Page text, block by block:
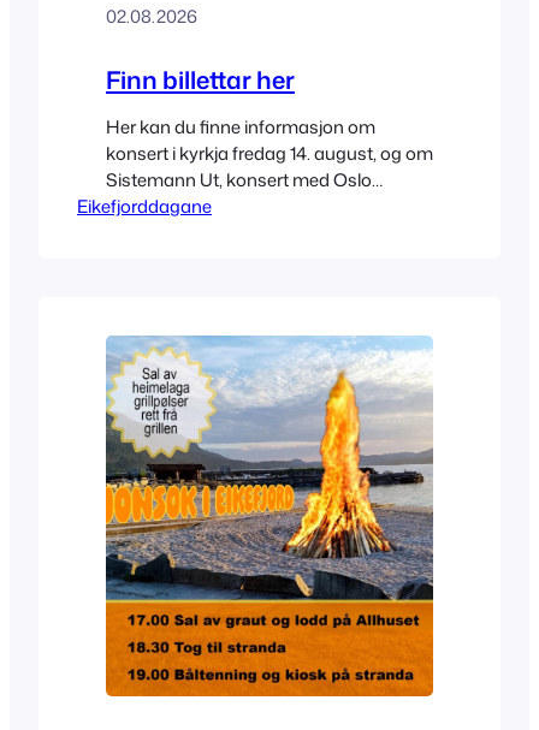
02.08.2026
Finn billettar her
Her kan du finne informasjon om
konsert i kyrkja fredag 14. august, og om
Sistemann Ut, konsert med Oslo
Blaaseorkester og Kokken Tor laurdag
laurdagskvelden kan du kjøpe her Du
kan også…
Eikefjorddagane